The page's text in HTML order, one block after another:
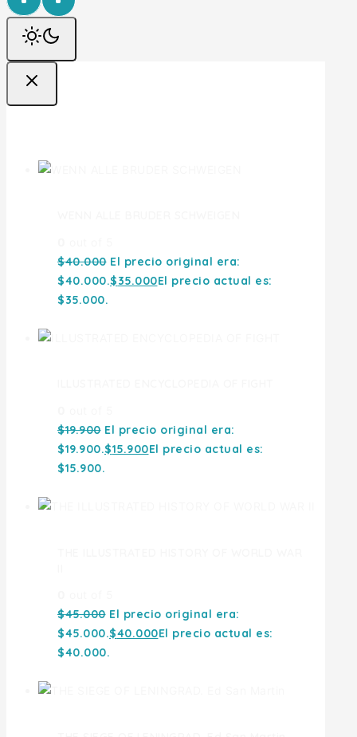
$40.000 El precio original era:
$40.000.$35.000El precio actual es:
$35.000.
$19.900 El precio original era:
$19.900.$15.900El precio actual es:
$15.900.
$45.000 El precio original era:
$45.000.$40.000El precio actual es:
$40.000.